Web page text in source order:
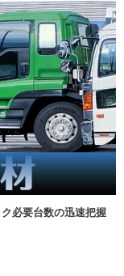
必要台数の迅速把握